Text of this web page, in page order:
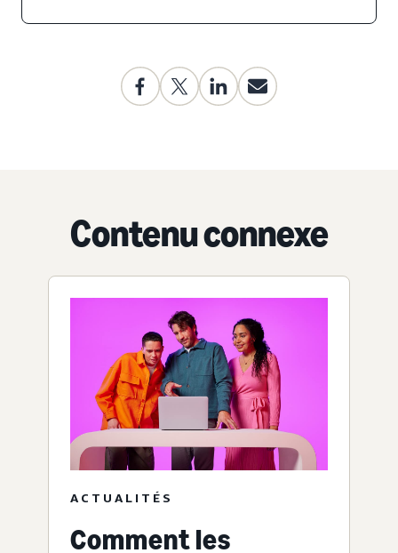
Contenu connexe
ACTUALITÉS
Comment les